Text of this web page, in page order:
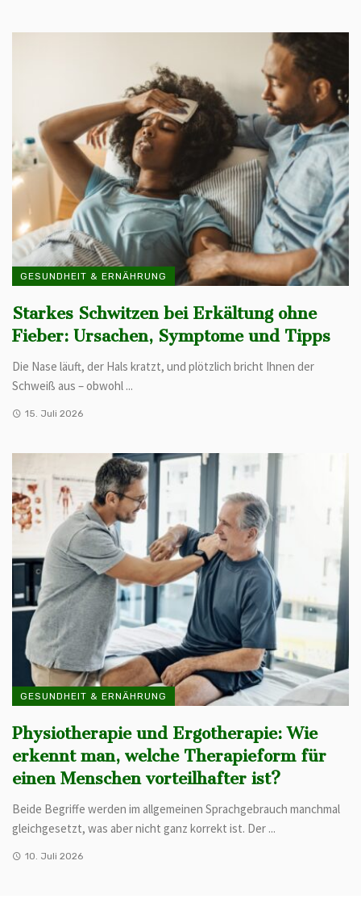
GESUNDHEIT & ERNÄHRUNG
Starkes Schwitzen bei Erkältung ohne
Fieber: Ursachen, Symptome und Tipps
Die Nase läuft, der Hals kratzt, und plötzlich bricht Ihnen der
Schweiß aus – obwohl ...
15. Juli 2026
GESUNDHEIT & ERNÄHRUNG
Physiotherapie und Ergotherapie: Wie
erkennt man, welche Therapieform für
einen Menschen vorteilhafter ist?
Beide Begriffe werden im allgemeinen Sprachgebrauch manchmal
gleichgesetzt, was aber nicht ganz korrekt ist. Der ...
10. Juli 2026